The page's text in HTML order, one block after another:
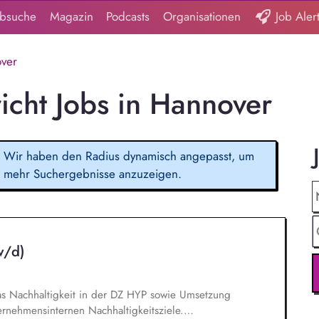
Magazin Podcasts Organisationen Job Alert
Jobs in Hannover
Wir haben den Radius dynamisch angepasst, um
mehr Suchergebnisse anzuzeigen.
d)
Nachhaltigkeit in der DZ HYP sowie Umsetzung
Nachhaltigkeitsziele.